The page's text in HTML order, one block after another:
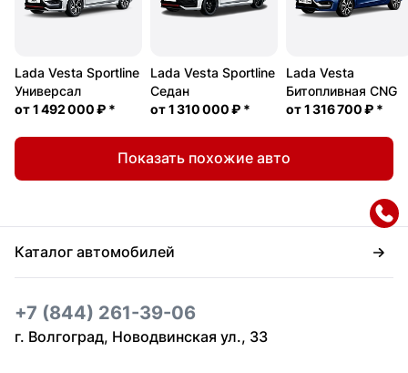
Lada Vesta Sportline
Универсал
от1 492 000 ₽ *
Lada Vesta Sportline
Седан
от1 310 000 ₽ *
Lada Vesta
Битопливная CNG
от1 316 700 ₽ *
Показать похожие авто
Каталог автомобилей
+7 (844) 261-39-06
г. Волгоград, Новодвинская ул., 33